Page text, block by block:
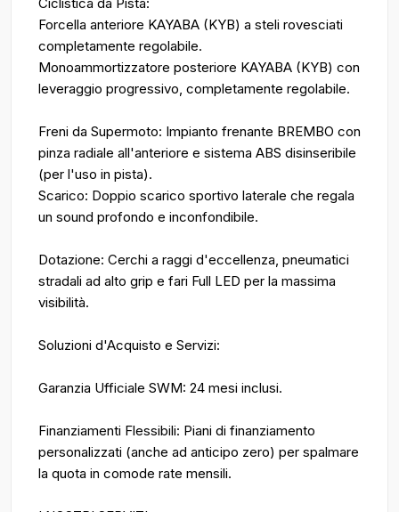
Forcella anteriore KAYABA (KYB) a steli rovesciati
completamente regolabile.
Monoammortizzatore posteriore KAYABA (KYB) con
leveraggio progressivo, completamente regolabile.
Freni da Supermoto: Impianto frenante BREMBO con
pinza radiale all'anteriore e sistema ABS disinseribile
(per l'uso in pista).
Scarico: Doppio scarico sportivo laterale che regala
un sound profondo e inconfondibile.
Dotazione: Cerchi a raggi d'eccellenza, pneumatici
stradali ad alto grip e fari Full LED per la massima
visibilità.
Soluzioni d'Acquisto e Servizi:
Garanzia Ufficiale SWM: 24 mesi inclusi.
Finanziamenti Flessibili: Piani di finanziamento
personalizzati (anche ad anticipo zero) per spalmare
la quota in comode rate mensili.